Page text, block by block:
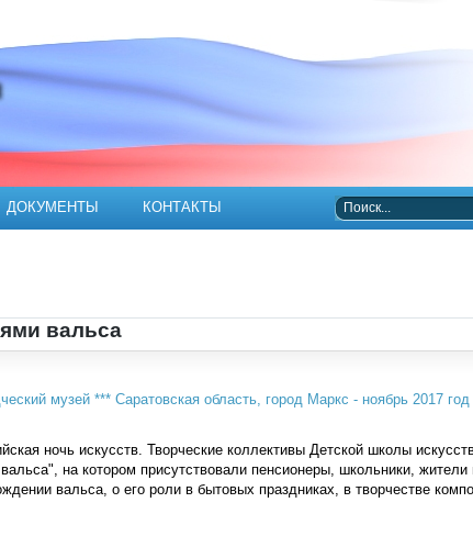
ДОКУМЕНТЫ КОНТАКТЫ
вальса
ночь искусств. Творческие коллективы Детской школы
на котором присутствовали пенсионеры, школьники, жители
вальса, о его роли в бытовых праздниках, в творчестве